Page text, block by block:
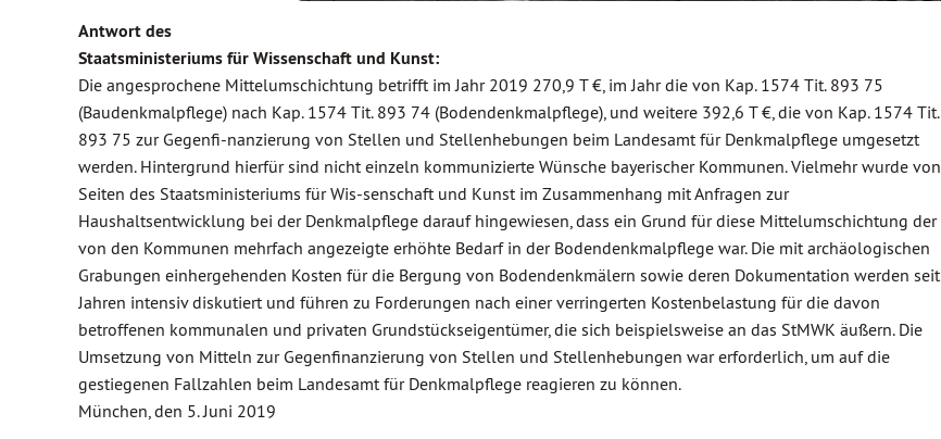
Antwort des
Staatsministeriums für Wissenschaft und Kunst:
Die angesprochene Mittelumschichtung betrifft im Jahr 2019 270,9 T €, im Jahr die von Kap. 1574 Tit. 893 75
(Baudenkmalpflege) nach Kap. 1574 Tit. 893 74 (Bodendenkmalpflege), und weitere 392,6 T €, die von Kap. 1574 Tit.
893 75 zur Gegenfi-nanzierung von Stellen und Stellenhebungen beim Landesamt für Denkmalpflege umgesetzt
werden. Hintergrund hierfür sind nicht einzeln kommunizierte Wünsche bayerischer Kommunen. Vielmehr wurde von
Seiten des Staatsministeriums für Wis-senschaft und Kunst im Zusammenhang mit Anfragen zur
Haushaltsentwicklung bei der Denkmalpflege darauf hingewiesen, dass ein Grund für diese Mittelumschichtung der
von den Kommunen mehrfach angezeigte erhöhte Bedarf in der Bodendenkmalpflege war. Die mit archäologischen
Grabungen einhergehenden Kosten für die Bergung von Bodendenkmälern sowie deren Dokumentation werden seit
Jahren intensiv diskutiert und führen zu Forderungen nach einer verringerten Kostenbelastung für die davon
betroffenen kommunalen und privaten Grundstückseigentümer, die sich beispielsweise an das StMWK äußern. Die
Umsetzung von Mitteln zur Gegenfinanzierung von Stellen und Stellenhebungen war erforderlich, um auf die
gestiegenen Fallzahlen beim Landesamt für Denkmalpflege reagieren zu können.
München, den 5. Juni 2019